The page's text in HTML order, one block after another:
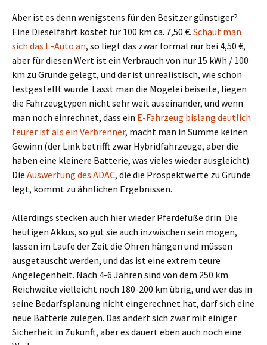
Aber ist es denn wenigstens für den Besitzer günstiger?
Eine Dieselfahrt kostet für 100 km ca. 7,50 €. Schaut man
sich das E-Auto an, so liegt das zwar formal nur bei 4,50 €,
aber für diesen Wert ist ein Verbrauch von nur 15 kWh / 100
km zu Grunde gelegt, und der ist unrealistisch, wie schon
festgestellt wurde. Lässt man die Mogelei beiseite, liegen
die Fahrzeugtypen nicht sehr weit auseinander, und wenn
man noch einrechnet, dass ein E-Fahrzeug bislang deutlich
teurer ist als ein Verbrenner, macht man in Summe keinen
Gewinn (der Link betrifft zwar Hybridfahrzeuge, aber die
haben eine kleinere Batterie, was vieles wieder ausgleicht).
Die Auswertung des ADAC, die die Prospektwerte zu Grunde
legt, kommt zu ähnlichen Ergebnissen.
Allerdings stecken auch hier wieder Pferdefüße drin. Die
heutigen Akkus, so gut sie auch inzwischen sein mögen,
lassen im Laufe der Zeit die Ohren hängen und müssen
ausgetauscht werden, und das ist eine extrem teure
Angelegenheit. Nach 4-6 Jahren sind von dem 250 km
Reichweite vielleicht noch 180-200 km übrig, und wer das in
seine Bedarfsplanung nicht eingerechnet hat, darf sich eine
neue Batterie zulegen. Das ändert sich zwar mit einiger
Sicherheit in Zukunft, aber es dauert eben auch noch eine